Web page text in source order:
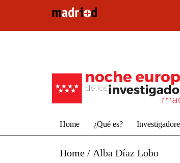
Home ¿Qué es?
Home / Alba Díaz Lobo